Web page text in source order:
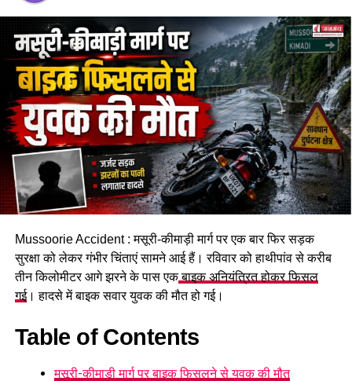
Mussoorie Accident : मसूरी-कीमाड़ी मार्ग पर एक बार फिर सड़क
सुरक्षा को लेकर गंभीर चिंताएं सामने आई हैं। रविवार को हाथीपांव से करीब
तीन किलोमीटर आगे झरने के पास एकबाइक अनियंत्रित होकर फिसल
गई। हादसे में बाइक सवार युवक की मौत हो गई।
Table of Contents
मसूरी-कीमाड़ी मार्ग पर बाइक फिसलने से युवक की मौत